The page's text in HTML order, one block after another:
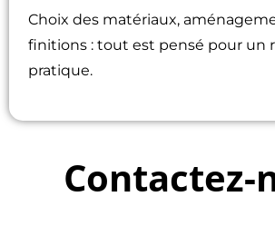
Choix des matériaux,
finitions : tout est pensé pour un
pratique.
Contactez-